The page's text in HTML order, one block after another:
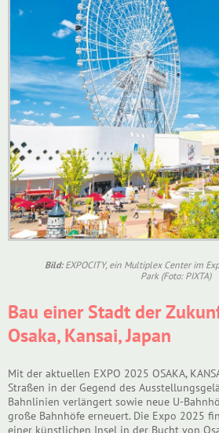
Bild:EXPOCITY, ein Multiplex Center im
Park (Foto: PIXTA)
Bau einer Stadt der
Osaka, Kansai, Japan
Mit der aktuellen EXPO 2025 OSAKA,
Straßen in der Gegend des
Bahnlinien verlängert sowie neue U-
große Bahnhöfe erneuert. Die Expo 2025
einer künstlichen Insel in der Bucht von